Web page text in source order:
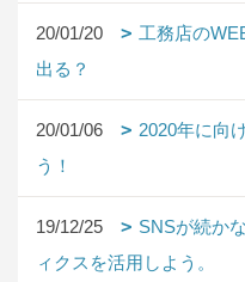
20/01/20
工務店の
出る？
20/01/06
2020年に向
う！
19/12/25
SNSが続か
ィクスを活用しよう。